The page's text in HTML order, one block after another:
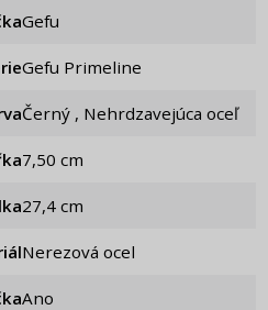
Gefu
Gefu Primeline
Černý , Nehrdzavejúca oceľ
7,50 cm
27,4 cm
Nerezová ocel
Ano